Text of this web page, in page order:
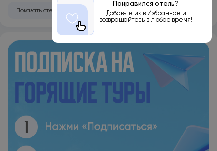
Понравился отель?
Добавьте их в Избранное и
возвращайтесь в любое время!
Показать отель на карте